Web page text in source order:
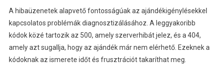
A hibaüzenetek alapvető fontosságúak az ajándékigénylésekkel
kapcsolatos problémák diagnosztizálásához. A leggyakoribb
kódok közé tartozik az 500, amely szerverhibát jelez, és a 404,
amely azt sugallja, hogy az ajándék már nem elérhető. Ezeknek a
kódoknak az ismerete időt és frusztrációt takaríthat meg.